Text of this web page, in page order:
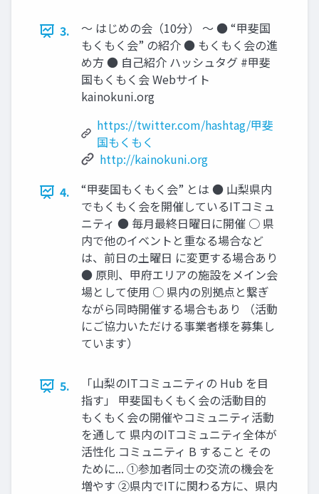
3.
〜 はじめの会（10分） 〜 ● “甲斐国
もくもく会” の紹介 ● もくもく会の進
め方 ● 自己紹介 ハッシュタグ #甲斐
国もくもく会 Webサイト
kainokuni.org
https://twitter.com/hashtag/甲斐
国もくもく
http://kainokuni.org
4.
“甲斐国もくもく会” とは ● 山梨県内
でもくもく会を開催しているITコミュ
ニティ ● 毎月最終日曜日に開催 ○ 県
内で他のイベントと重なる場合など
は、前日の土曜日 に変更する場合あり
● 原則、甲府エリアの施設をメイン会
場として使用 ○ 県内の別拠点と繋ぎ
ながら同時開催する場合もあり （活動
にご協力いただける事業者様を募集し
ています）
5.
「山梨のITコミュニティの Hub を目
指す」 甲斐国もくもく会の活動目的
もくもく会の開催やコミュニティ活動
を通して 県内のITコミュニティ全体が
活性化 コミュニティ B すること その
ために... ①参加者同士の交流の機会を
増やす ②県内でITに関わる方に、県内